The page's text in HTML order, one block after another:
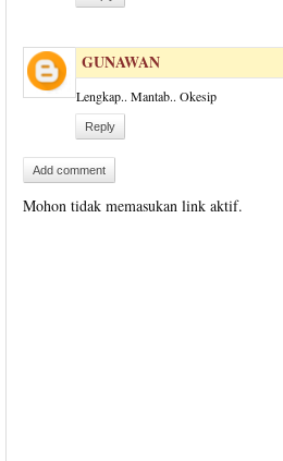
GUNAWAN
Lengkap.. Mantab.. Okesip
Reply
Add comment
Mohon tidak memasukan link aktif.